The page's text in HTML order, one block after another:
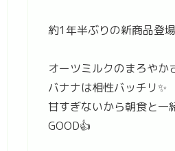
約1年半ぶりの新商品登場
オーツミルクのまろやか
バナナは相性バッチリ✨
甘すぎないから朝食と一
GOOD👍